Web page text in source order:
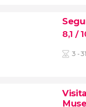
8,1 /
3 -